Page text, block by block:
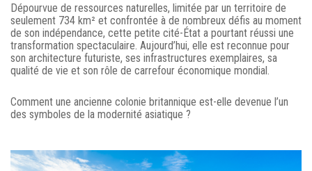
Dépourvue de ressources naturelles, limitée par un territoire de
seulement 734 km² et confrontée à de nombreux défis au moment
de son indépendance, cette petite cité-État a pourtant réussi une
transformation spectaculaire. Aujourd’hui, elle est reconnue pour
son architecture futuriste, ses infrastructures exemplaires, sa
qualité de vie et son rôle de carrefour économique mondial.
Comment une ancienne colonie britannique est-elle devenue l’un
des symboles de la modernité asiatique ?